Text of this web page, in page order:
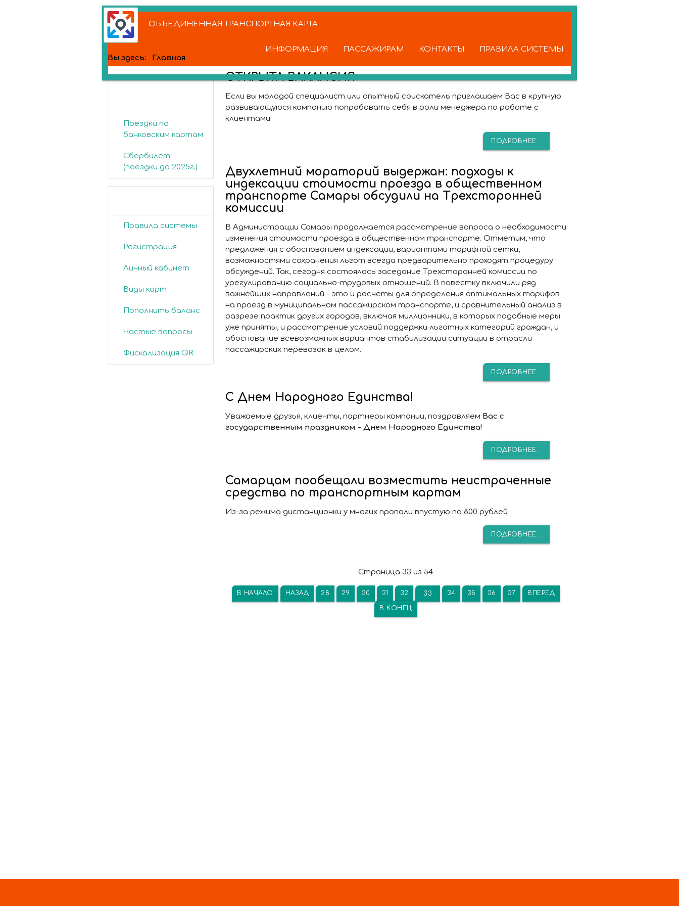
ОБЪЕДИНЕННАЯ ТРАНСПОРТНАЯ КАРТА
ИНФОРМАЦИЯ ПАССАЖИРАМ КОНТАКТЫ
ПРАВИЛА СИСТЕМЫ
Вы здесь: Главная
Поездки по
банковским картам
Сбербилет
(поездки до 2025г.)
Правила системы
Регистрация
Личный кабинет
Виды карт
Пополнить баланс
Частые вопросы
Фискализация QR
ОТКРЫТА ВАКАНСИЯ
Если вы молодой специалист или опытный соискатель приглашаем Вас в крупную
развивающуюся компанию попробовать себя в роли менеджера по работе с
клиентами
ПОДРОБНЕЕ...
Двухлетний мораторий выдержан: подходы к
индексации стоимости проезда в общественном
транспорте Самары обсудили на Трехсторонней
комиссии
В Администрации Самары продолжается рассмотрение вопроса о необходимости
изменения стоимости проезда в общественном транспорте. Отметим, что
предложения с обоснованием индексации, вариантами тарифной сетки,
возможностями сохранения льгот всегда предварительно проходят процедуру
обсуждений. Так, сегодня состоялось заседание Трехсторонней комиссии по
урегулированию социально-трудовых отношений. В повестку включили ряд
важнейших направлений – это и расчеты для определения оптимальных тарифов
на проезд в муниципальном пассажирском транспорте, и сравнительный анализ в
разрезе практик других городов, включая миллионники, в которых подобные меры
уже приняты, и рассмотрение условий поддержки льготных категорий граждан, и
обоснование всевозможных вариантов стабилизации ситуации в отрасли
пассажирских перевозок в целом.
ПОДРОБНЕЕ...
С Днем Народного Единства!
Уважаемые друзья, клиенты, партнеры компании, поздравляем Вас с
государственным праздником - Днем Народного Единства!
ПОДРОБНЕЕ...
Самарцам пообещали возместить неистраченные
средства по транспортным картам
Из-за режима дистанционки у многих пропали впустую по 800 рублей
ПОДРОБНЕЕ...
Страница 33 из 54
В НАЧАЛО НАЗАД 28 29 30 31 32 33 34 35 36 37 ВПЕРЁД
В КОНЕЦ